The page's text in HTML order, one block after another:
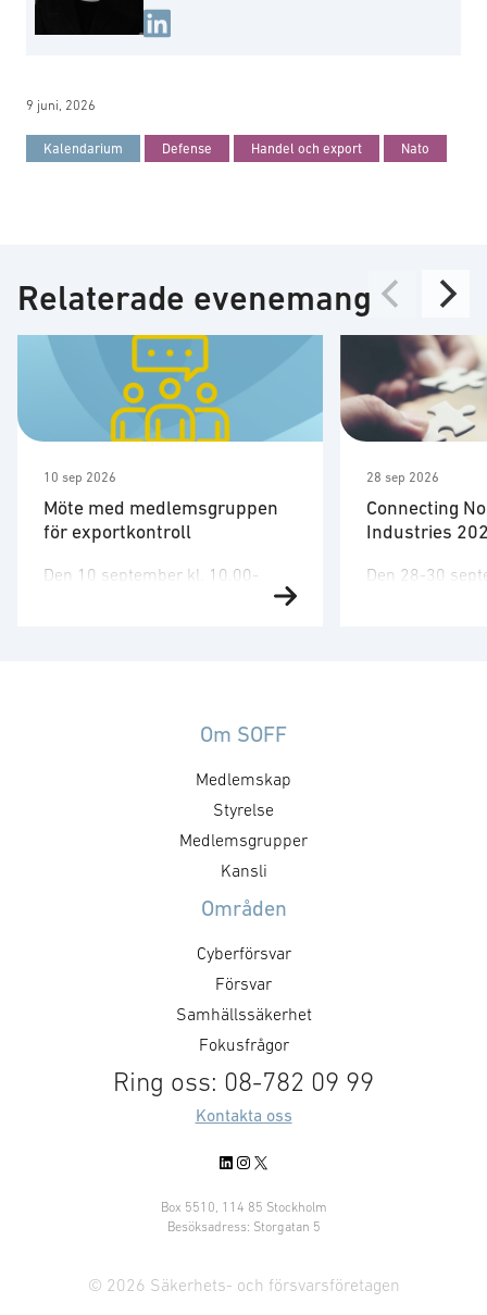
9 juni, 2026
Kalendarium Defense Handel och export Nato
Relaterade evenemang
10 sep 2026
Möte med medlemsgruppen
för exportkontroll
Den 10 september kl. 10.00-
12.00 har SOFF:s medlemsgrupp
Kallelse och agenda sänds ut av
diskutera bl.a. förslag till
skrivelser. För mer information,
vänligen, kontakta: Victor
28 sep 2026
Connecting
Industries
Den 28-30
Om SOFF
Medlemskap
Styrelse
Medlemsgrupper
Kansli
Områden
Cyberförsvar
Försvar
Samhällssäkerhet
Fokusfrågor
Ring oss: 08-782 09 99
Kontakta oss
LinkedIn
Instagram
X
Box 5510, 114 85 Stockholm
Besöksadress: Storgatan 5
© 2026 Säkerhets- och försvarsföretagen